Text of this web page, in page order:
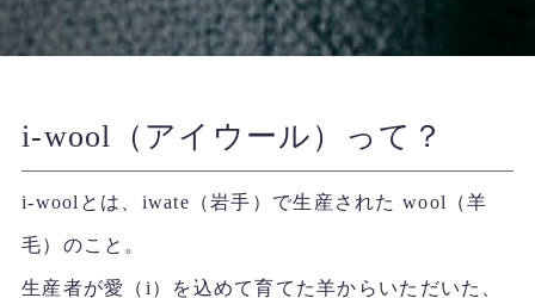
i-wool（アイウール）って？
i-woolとは、iwate（岩手）で生産された wool（羊
毛）のこと。
生産者が愛（i）を込めて育てた羊からいただいた、